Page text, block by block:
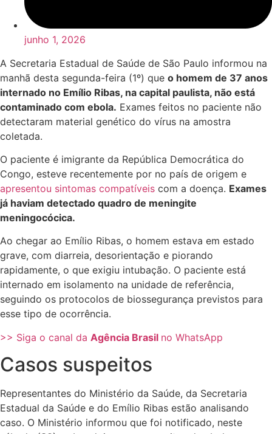
junho 1, 2026
A Secretaria Estadual de Saúde de São Paulo informou na
manhã desta segunda-feira (1º) que o homem de 37 anos
internado no Emílio Ribas, na capital paulista, não está
contaminado com ebola. Exames feitos no paciente não
detectaram material genético do vírus na amostra
coletada.
O paciente é imigrante da República Democrática do
Congo, esteve recentemente por no país de origem e
apresentou sintomas compatíveis com a doença. Exames
já haviam detectado quadro de meningite
meningocócica.
Ao chegar ao Emílio Ribas, o homem estava em estado
grave, com diarreia, desorientação e piorando
rapidamente, o que exigiu intubação. O paciente está
internado em isolamento na unidade de referência,
seguindo os protocolos de biossegurança previstos para
esse tipo de ocorrência.
>> Siga o canal da Agência Brasil no WhatsApp
Casos suspeitos
Representantes do Ministério da Saúde, da Secretaria
Estadual da Saúde e do Emílio Ribas estão analisando
caso. O Ministério informou que foi notificado, neste